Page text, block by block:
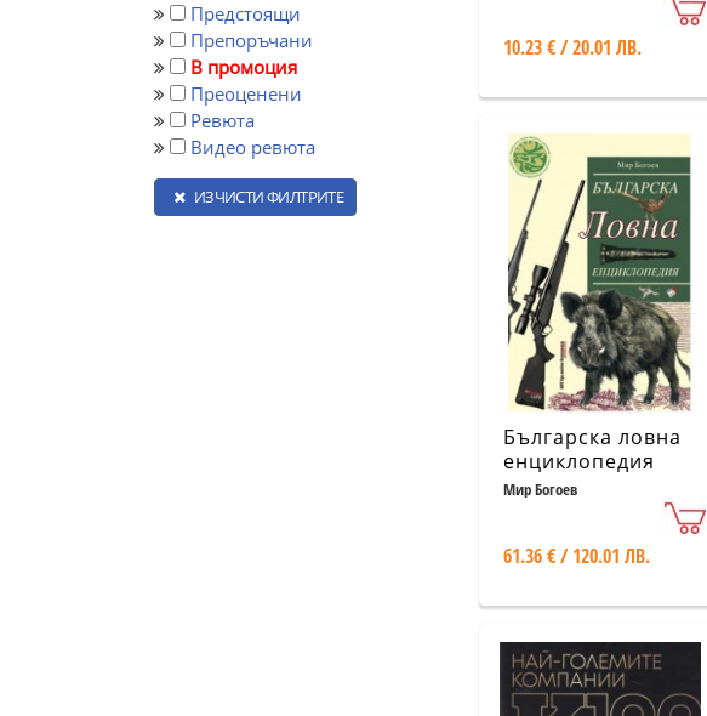
Предстоящи
Препоръчани
В промоция
Преоценени
Ревюта
Видео ревюта
ИЗЧИСТИ ФИЛТРИТЕ
10.23 € / 20.01 ЛВ.
Българска ловна
енциклопедия
(ново допълнено
Мир Богоев
61.36 € / 120.01 ЛВ.